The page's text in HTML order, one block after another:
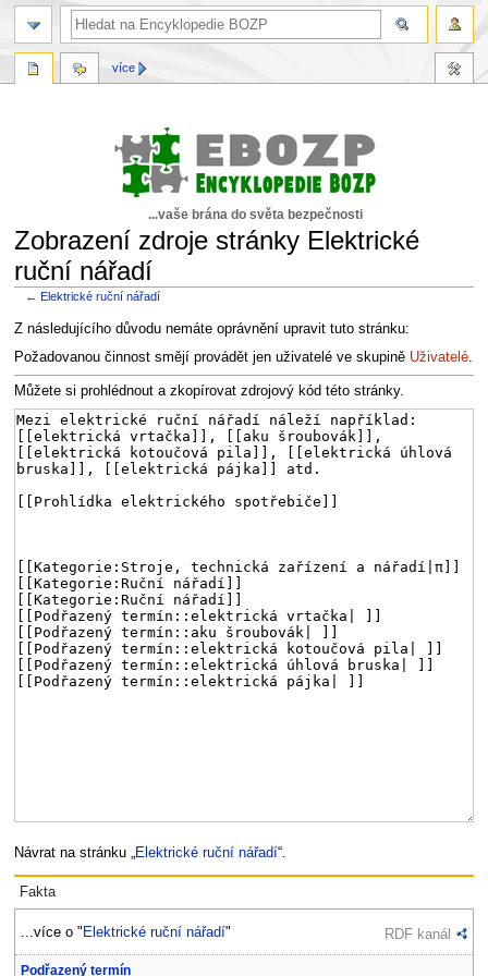
...vaše brána do světa bezpečnosti
Zobrazení zdroje stránky Elektrické
ruční nářadí
← Elektrické ruční nářadí
Skočit
na
Skočit
na
Z následujícího důvodu nemáte oprávnění upravit tuto stránku:
Požadovanou činnost smějí provádět jen uživatelé ve skupině Uživatelé.
Můžete si prohlédnout a zkopírovat zdrojový kód této stránky.
Návrat na stránku „Elektrické ruční nářadí“.
Fakta
...více o " Elektrické ruční nářadí" RDF kanál
Podřazený termín
více